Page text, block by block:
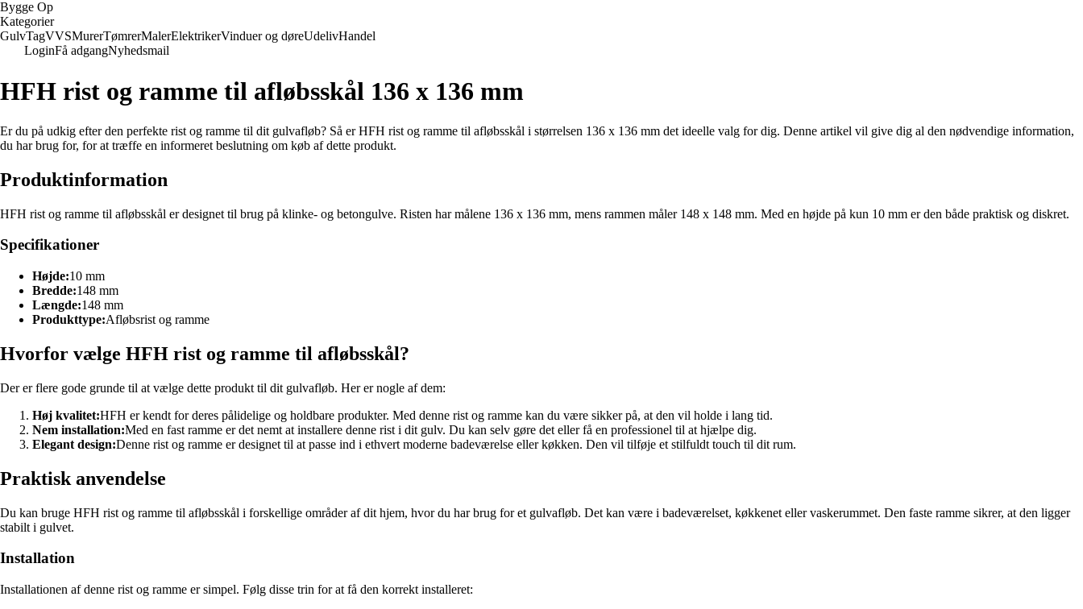
Bygge Op
Kategorier
GulvTagVVSMurerTømrerMalerElektrikerVinduer og døreUdelivHandel
LoginFå adgangNyhedsmail
HFH rist og ramme til afløbsskål 136 x 136 mm
Er du på udkig efter den perfekte rist og ramme til dit gulvafløb? Så er HFH rist og ramme til afløbsskål i størrelsen 136 x 136 mm det ideelle valg for dig. Denne artikel vil give dig al den nødvendige information,
du har brug for, for at træffe en informeret beslutning om køb af dette produkt.
Produktinformation
HFH rist og ramme til afløbsskål er designet til brug på klinke- og betongulve. Risten har målene 136 x 136 mm, mens rammen måler 148 x 148 mm. Med en højde på kun 10 mm er den både praktisk og diskret.
Specifikationer
Højde:10 mm
Bredde:148 mm
Længde:148 mm
Produkttype:Afløbsrist og ramme
Hvorfor vælge HFH rist og ramme til afløbsskål?
Der er flere gode grunde til at vælge dette produkt til dit gulvafløb. Her er nogle af dem:
Høj kvalitet:HFH er kendt for deres pålidelige og holdbare produkter. Med denne rist og ramme kan du være sikker på, at den vil holde i lang tid.
Nem installation:Med en fast ramme er det nemt at installere denne rist i dit gulv. Du kan selv gøre det eller få en professionel til at hjælpe dig.
Elegant design:Denne rist og ramme er designet til at passe ind i ethvert moderne badeværelse eller køkken. Den vil tilføje et stilfuldt touch til dit rum.
Praktisk anvendelse
Du kan bruge HFH rist og ramme til afløbsskål i forskellige områder af dit hjem, hvor du har brug for et gulvafløb. Det kan være i badeværelset, køkkenet eller vaskerummet. Den faste ramme sikrer, at den ligger
stabilt i gulvet.
Installation
Installationen af denne rist og ramme er simpel. Følg disse trin for at få den korrekt installeret: